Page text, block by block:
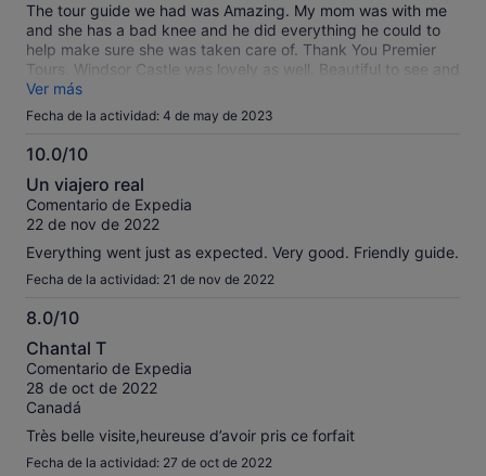
The tour guide we had was Amazing. My mom was with me
and she has a bad knee and he did everything he could to
help make sure she was taken care of. Thank You Premier
Tours. Windsor Castle was lovely as well. Beautiful to see and
St George’s church was open so we got to see where the
Queen was buried. It was a bit crowded but that was to be
expected since this weekend the King is being Coronated.
But I recommend you go and see!!!
Ver más
Fecha de la actividad: 4 de may de 2023
10.0/10
10.0
sobre
10
Un viajero real
Comentario de Expedia
22 de nov de 2022
Everything went just as expected. Very good. Friendly guide.
Fecha de la actividad: 21 de nov de 2022
8.0/10
8.0
sobre
10
Chantal T
Comentario de Expedia
28 de oct de 2022
Canadá
Très belle visite,heureuse d’avoir pris ce forfait
Fecha de la actividad: 27 de oct de 2022